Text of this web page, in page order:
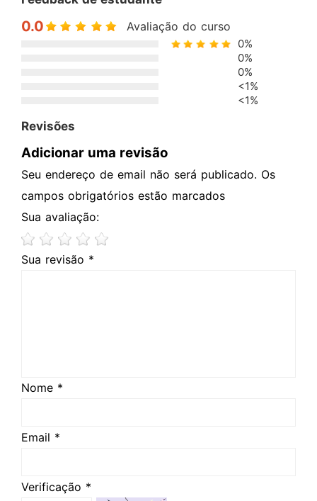
0.0 Avaliação do curso
0%
0%
0%
<1%
<1%
Revisões
Adicionar uma revisão
Seu endereço de email não será publicado. Os
campos obrigatórios estão marcados
Sua avaliação:
Sua revisão *
Nome *
Email *
Verificação *